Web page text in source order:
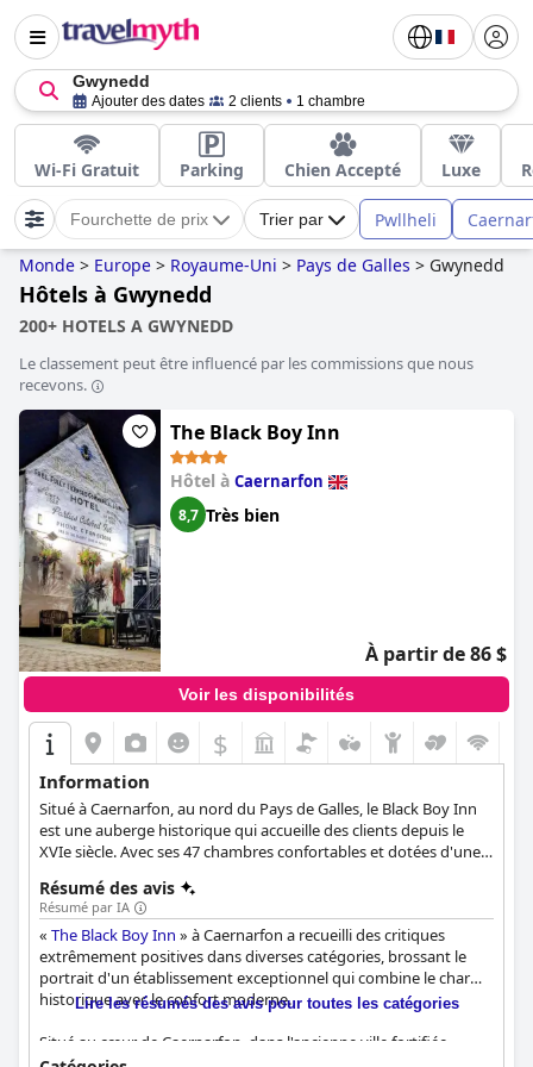
Gwynedd
Ajouter des dates 2 clients 1 chambre
Wi-Fi Gratuit Parking Chien Accepté Luxe
Fourchette de prix Trier par Pwllheli
Monde > Europe > Royaume-Uni > Pays de Galles > Gwynedd
Hôtels à Gwynedd
200+ HOTELS A GWYNEDD
Le classement peut être influencé par les commissions que nous
recevons.
The Black Boy Inn
Hôtel à Caernarfon
8,7 Très bien
À partir de 86 $
Voir les disponibilités
$
Information
Situé à Caernarfon, au nord du Pays de Galles, le Black Boy Inn
est une auberge historique qui accueille des clients depuis le
XVIe siècle. Avec ses 47 chambres confortables et dotées d'une
et son atmosphère conviviale et relaxante, cette auberge sera
un choix idéal pour les clients qui souhaitent explorer le nord du
Pays de Galles, les sinistres montagnes de Snowdonia et tout ce
que ce lieu charmant a à offrir.
Résumé des avis
Résumé par IA
« The Black Boy Inn » à Caernarfon a recueilli des critiques
extrêmement positives dans diverses catégories, brossant le
portrait d'un établissement exceptionnel qui combine le charme
historique avec le confort moderne.
Situé au cœur de Caernarfon, dans l'ancienne ville fortifiée,
Lire les résumés des avis pour toutes les catégories